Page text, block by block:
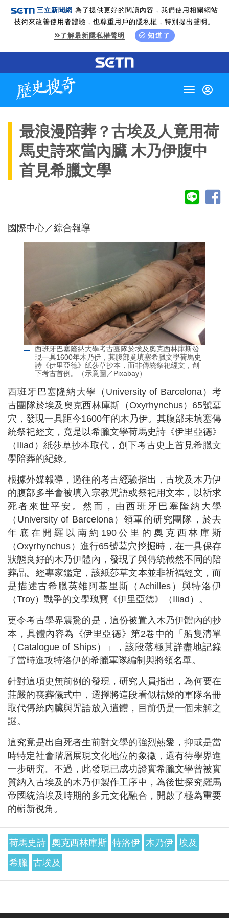
三立新聞網 為了提供更好的閱讀內容，我們使用相關網站
技術來改善使用者體驗，也尊重用戶的隱私權，特別提出聲明。
了解最新隱私權聲明
知道了
Toggle
最浪漫陪葬？古埃及人竟用荷
馬史詩來當內臟 木乃伊腹中
首見希臘文學
國際中心／綜合報導
西班牙巴塞隆納大學考古團隊於埃及奧克西林庫斯發
現一具1600年木乃伊，其腹部竟填塞希臘文學荷馬史
詩《伊里亞德》紙莎草抄本，而非傳統祭祀經文，創
下考古首例。（示意圖／Pixabay）
西班牙巴塞隆納大學（University of Barcelona）考
古團隊於埃及奧克西林庫斯（Oxyrhynchus）65號墓
穴，發現一具距今1600年的木乃伊。其腹部未填塞傳
統祭祀經文，竟是以希臘文學荷馬史詩《伊里亞德》
（Iliad）紙莎草抄本取代，創下考古史上首見希臘文
學陪葬的紀錄。
根據外媒報導，過往的考古經驗指出，古埃及木乃伊
的腹部多半會被填入宗教咒語或祭祀用文本，以祈求
死者來世平安。然而，由西班牙巴塞隆納大學
（University of Barcelona）領軍的研究團隊，於去
年底在開羅以南約190公里的奧克西林庫斯
（Oxyrhynchus）進行65號墓穴挖掘時，在一具保存
狀態良好的木乃伊體內，發現了與傳統截然不同的陪
葬品。經專家鑑定，該紙莎草文本並非祈福經文，而
是描述古希臘英雄阿基里斯（Achilles）與特洛伊
（Troy）戰爭的文學瑰寶《伊里亞德》（Iliad）。
更令考古學界震驚的是，這份被置入木乃伊體內的抄
本，具體內容為《伊里亞德》第2卷中的「船隻清單
（Catalogue of Ships）」，該段落極其詳盡地記錄
了當時進攻特洛伊的希臘軍隊編制與將領名單。
針對這項史無前例的發現，研究人員指出，為何要在
莊嚴的喪葬儀式中，選擇將這段看似枯燥的軍隊名冊
取代傳統內臟與咒語放入遺體，目前仍是一個未解之
謎。
這究竟是出自死者生前對文學的強烈熱愛，抑或是當
時特定社會階層展現文化地位的象徵，還有待學界進
一步研究。不過，此發現已成功證實希臘文學曾被實
質納入古埃及的木乃伊製作工序中，為後世探究羅馬
帝國統治埃及時期的多元文化融合，開啟了極為重要
的嶄新視角。
荷馬史詩 奧克西林庫斯 特洛伊 木乃伊 埃及
希臘 古埃及